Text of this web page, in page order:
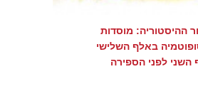
ההיסטוריה: מוסדות
באלף השלישי
השני לפני הספירה